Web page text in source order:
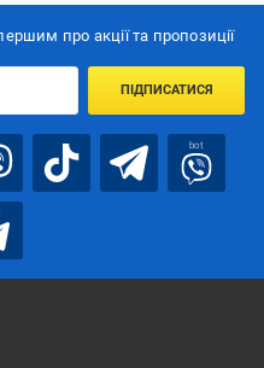
про акції та пропозиції
ПІДПИСАТИСЯ
bot